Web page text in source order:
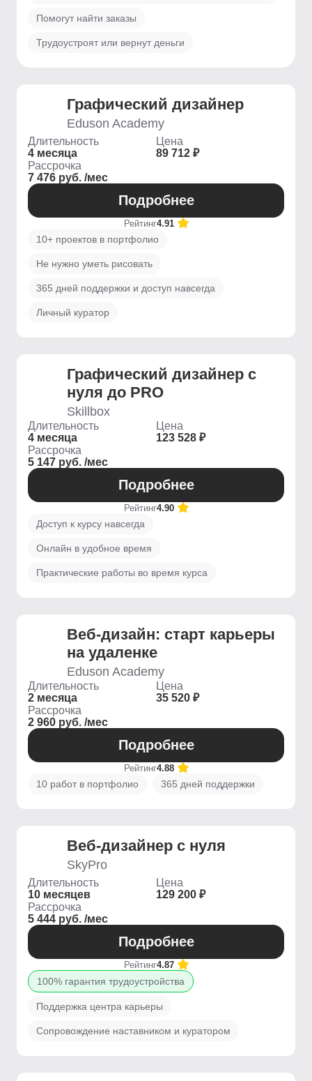
Помогут найти заказы
Трудоустроят или вернут деньги
Графический дизайнер
Eduson Academy
Длительность
4 месяца
Цена
89 712 ₽
Рассрочка
7 476 руб. /мес
Подробнее
Рейтинг4.91
10+ проектов в портфолио
Не нужно уметь рисовать
365 дней поддержки и доступ навсегда
Личный куратор
Графический дизайнер с
нуля до PRO
Skillbox
Длительность
4 месяца
Цена
123 528 ₽
Рассрочка
5 147 руб. /мес
Подробнее
Рейтинг4.90
Доступ к курсу навсегда
Онлайн в удобное время
Практические работы во время курса
Веб-дизайн: старт карьеры
на удаленке
Eduson Academy
Длительность
2 месяца
Цена
35 520 ₽
Рассрочка
2 960 руб. /мес
Подробнее
Рейтинг4.88
10 работ в портфолио 365 дней поддержки
Веб-дизайнер с нуля
SkyPro
Длительность
10 месяцев
Цена
129 200 ₽
Рассрочка
5 444 руб. /мес
Подробнее
Рейтинг4.87
100% гарантия трудоустройства
Поддержка центра карьеры
Сопровождение наставником и куратором